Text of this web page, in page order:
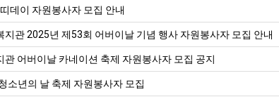
데이 자원봉사자 모집 안내
관 2025년 제53회 어버이날 기념 행사 자원봉사자 모집 안내
어버이날 카네이션 축제 자원봉사자 모집 공지
소년의 날 축제 자원봉사자 모집